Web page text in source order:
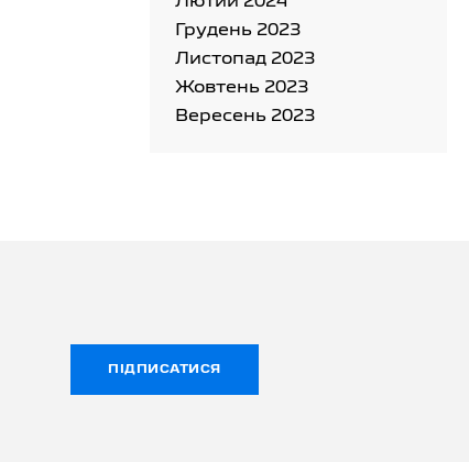
Грудень 2023
Листопад 2023
Жовтень 2023
Вересень 2023
ПІДПИСАТИСЯ